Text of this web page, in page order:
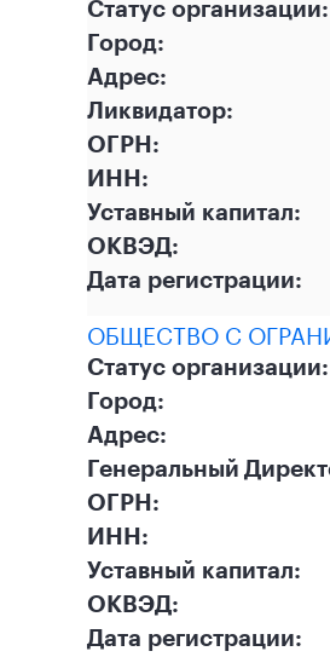
Статус организации:
Город:
Адрес:
Ликвидатор:
ОГРН:
ИНН:
Уставный капитал:
ОКВЭД:
Дата регистрации:
ОБЩЕСТВО С
Статус организации:
Город:
Адрес:
Генеральный
ОГРН:
ИНН:
Уставный капитал:
ОКВЭД:
Дата регистрации: